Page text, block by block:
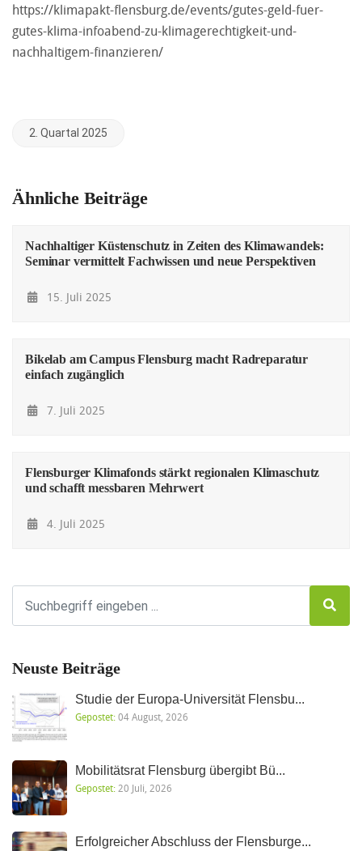
https://klimapakt-flensburg.de/events/gutes-geld-fuer-
gutes-klima-infoabend-zu-klimagerechtigkeit-und-
nachhaltigem-finanzieren/
2. Quartal 2025
Ähnliche Beiträge
Nachhaltiger Küstenschutz in Zeiten des Klimawandels:
Seminar vermittelt Fachwissen und neue Perspektiven
15. Juli 2025
Bikelab am Campus Flensburg macht Radreparatur
einfach zugänglich
7. Juli 2025
Flensburger Klimafonds stärkt regionalen Klimaschutz
und schafft messbaren Mehrwert
4. Juli 2025
Neuste Beiträge
Studie der Europa-Universität Flensbu...
Gepostet:04 August, 2026
Mobilitätsrat Flensburg übergibt Bü...
Gepostet:20 Juli, 2026
Erfolgreicher Abschluss der Flensburge...